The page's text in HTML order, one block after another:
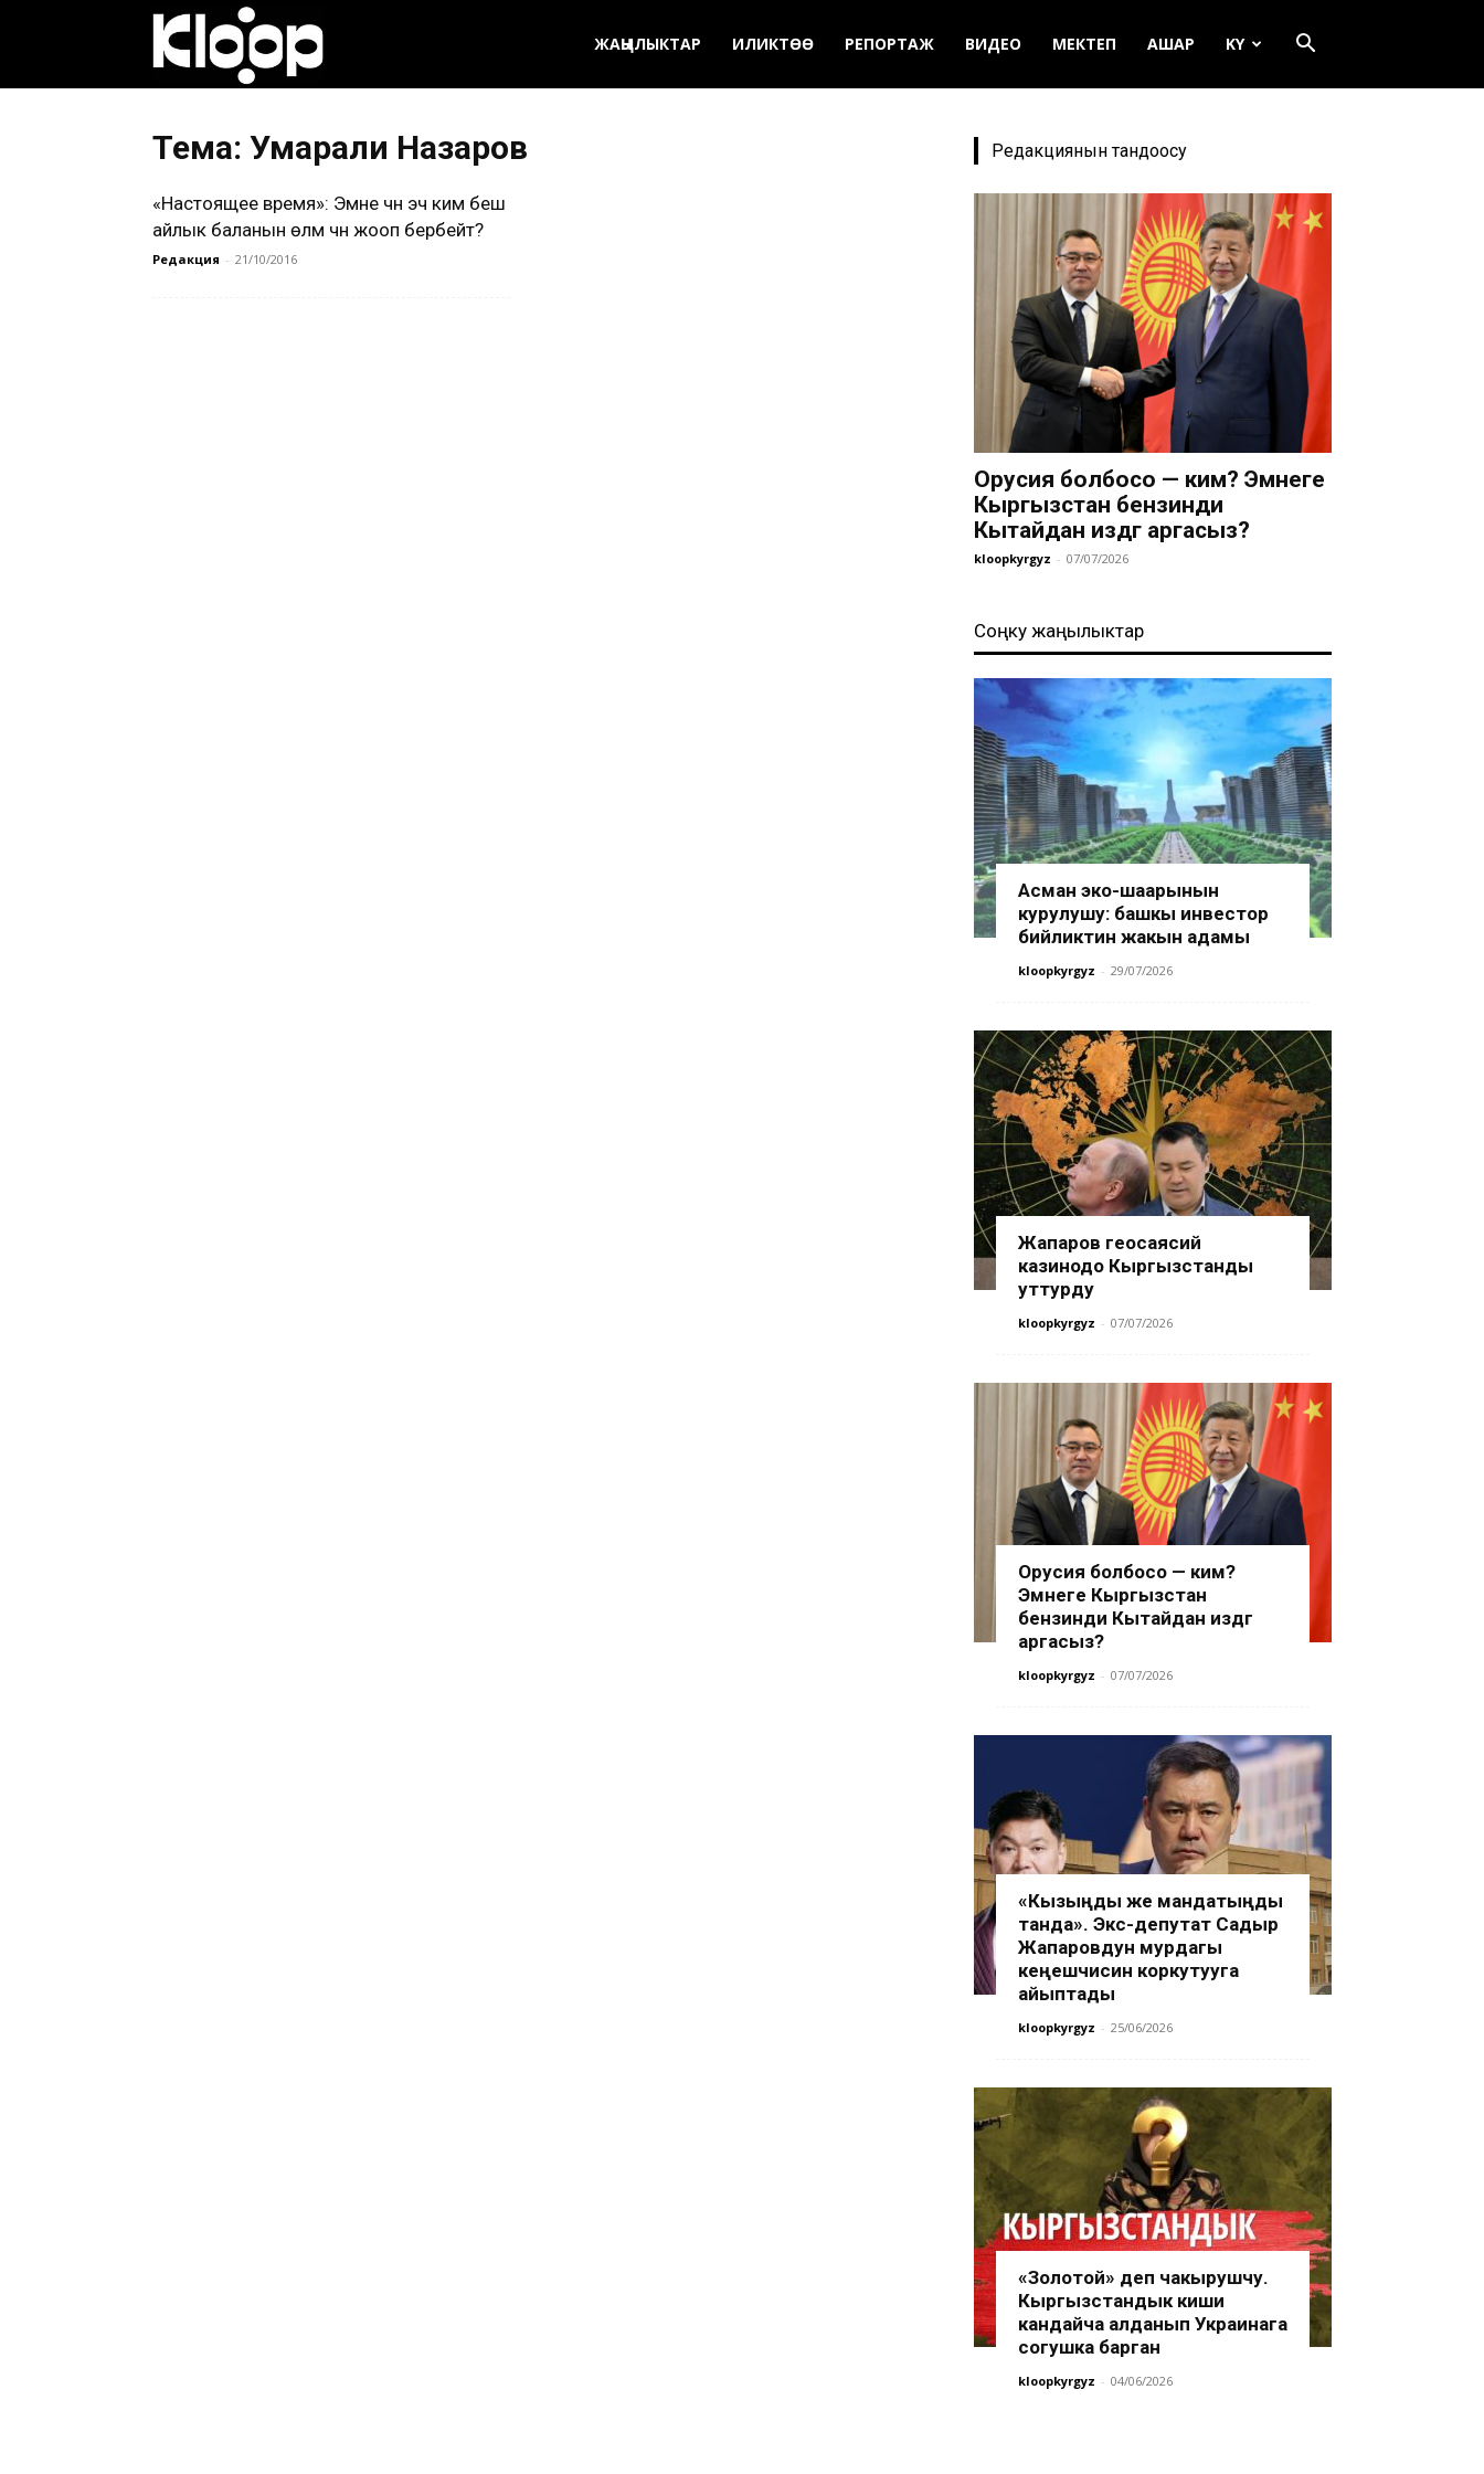
ЖАҢЫЛЫКТАР ИЛИКТӨӨ РЕПОРТАЖ ВИДЕО МЕКТЕП АШАР KY
Тема: Умарали Назаров
«Настоящее время»: Эмне үчүн эч ким беш
айлык баланын өлүмү үчүн жооп бербейт?
Редакция - 21/10/2016
Редакциянын тандоосу
Орусия болбосо — ким? Эмнеге
Кыргызстан бензинди
Кытайдан издөөгө аргасыз?
kloopkyrgyz - 07/07/2026
Соңку жаңылыктар
Асман эко-шаарынын
курулушу: башкы инвестор
бийликтин жакын адамы
kloopkyrgyz - 29/07/2026
Жапаров геосаясий
казинодо Кыргызстанды
уттурду
kloopkyrgyz - 07/07/2026
Орусия болбосо — ким?
Эмнеге Кыргызстан
бензинди Кытайдан издөөгө
аргасыз?
kloopkyrgyz - 07/07/2026
«Кызыңды же мандатыңды
танда». Экс-депутат Садыр
Жапаровдун мурдагы
кеңешчисин коркутууга
айыптады
kloopkyrgyz - 25/06/2026
«Золотой» деп чакырушчу.
Кыргызстандык киши
кандайча алданып Украинага
согушка барган
kloopkyrgyz - 04/06/2026